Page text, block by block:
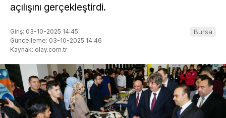
açılışını gerçekleştirdi.
Giriş: 03-10-2025 14:45
Güncelleme: 03-10-2025 14:46
Kaynak: olay.com.tr
Bursa